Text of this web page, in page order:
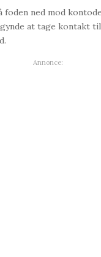
foden ned mod
at tage kontakt
Annonce: